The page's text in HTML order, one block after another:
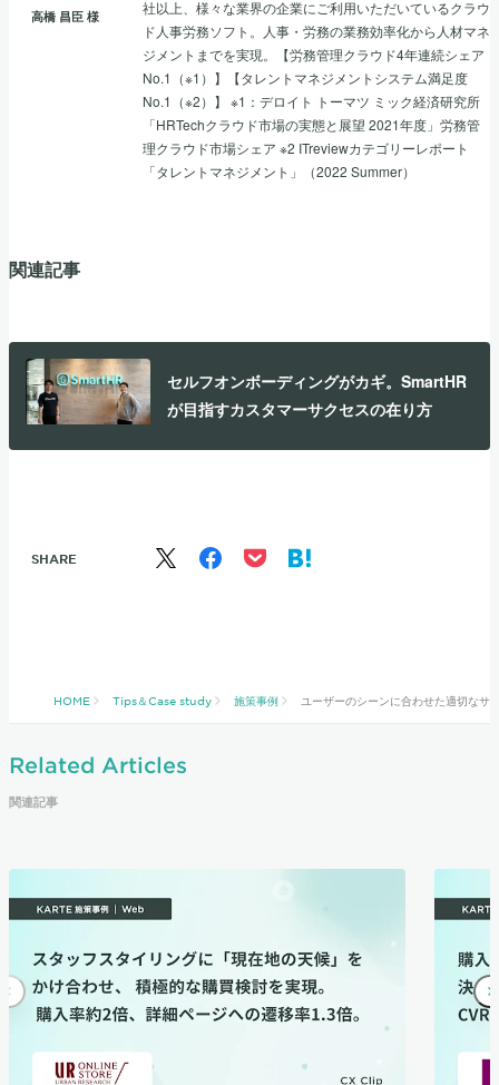
高橋 昌臣様
社以上、様々な業界の企業にご利用いただいているクラウ
ド人事労務ソフト。人事・労務の業務効率化から人材マネ
ジメントまでを実現。【労務管理クラウド4年連続シェア
No.1（※1）】【タレントマネジメントシステム満足度
No.1（※2）】 ※1：デロイト トーマツ ミック経済研究所
「HRTechクラウド市場の実態と展望 2021年度」労務管
理クラウド市場シェア ※2 ITreviewカテゴリーレポート
「タレントマネジメント」（2022 Summer）
関連記事
セルフオンボーディングがカギ。SmartHR
が目指すカスタマーサクセスの在り方
SHARE
HOME Tips＆Case study 施策事例 ユーザーのシーンに合わせた適切な
Related Articles
関連記事